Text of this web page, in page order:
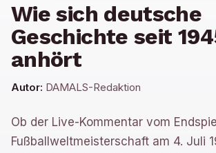
Wie sich deutsche
Geschichte seit
anhört
Autor: DAMALS-Redaktion
Ob der Live-Kommentar vom
Fußballweltmeisterschaft am 4. Juli